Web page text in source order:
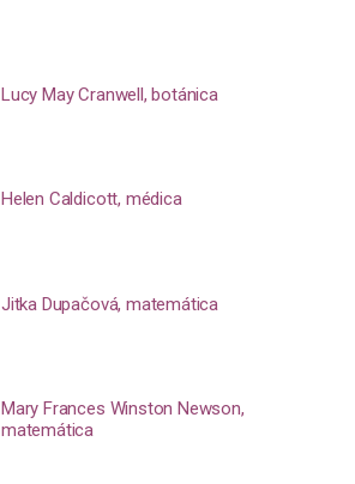
Lucy May Cranwell, botánica
Helen Caldicott, médica
Jitka Dupačová, matemática
Mary Frances Winston Newson,
matemática